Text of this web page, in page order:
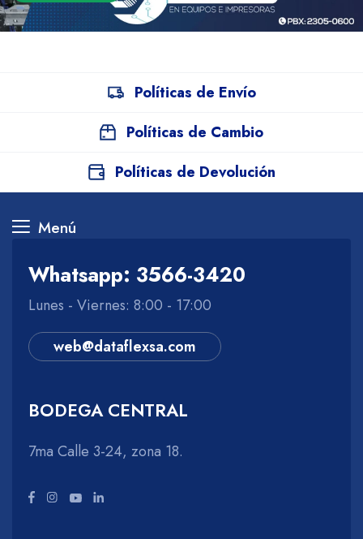
Políticas de Envío
Políticas de Cambio
Políticas de Devolución
Menú
Whatsapp: 3566-3420
Lunes - Viernes: 8:00 - 17:00
web@dataflexsa.com
BODEGA CENTRAL
7ma Calle 3-24, zona 18.